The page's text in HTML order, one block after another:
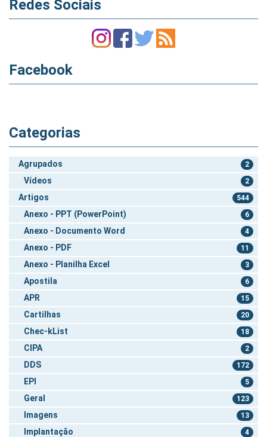
Redes Sociais
Facebook
Categorias
Agrupados 2
Vídeos 2
Artigos 544
Anexo - PPT (PowerPoint) 6
Anexo - Documento Word 4
Anexo - PDF 11
Anexo - Planilha Excel 3
Apostila 6
APR 15
Cartilhas 20
Chec-kList 18
CIPA 2
DDS 172
EPI 5
Geral 123
Imagens 13
Implantação 4